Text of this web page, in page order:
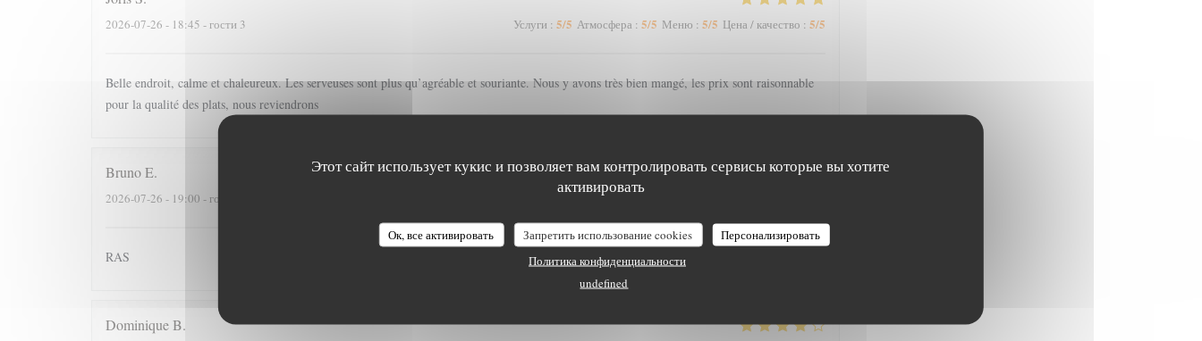
Этот сайт использует кукис и позволяет вам контролировать сервисы которые вы хотите
активировать
Ок, все активировать Запретить использование cookies
Персонализировать
Политика конфиденциальности
undefined
2026-07-26 - 18:45 - гости 3 Услуги : 5/5 Атмосфера : 5/5 Меню : 5/5 Цена / качество : 5/5
Belle endroit, calme et chaleureux. Les serveuses sont plus qu’agréable et souriante. Nous y avons très bien mangé, les prix sont raisonnable
pour la qualité des plats, nous reviendrons
BrunoE
2026-07-26 - 19:00 - гости 4 4/5 Атмосфера 4
RAS
DominiqueB